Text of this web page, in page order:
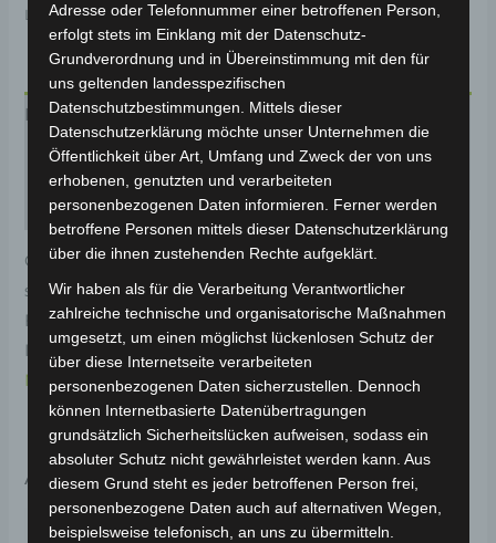
Lieferzeit:Versandfertig innerhalb 24 Stunden*
Beschreibung
Produktsicherheit
Rezensionen (0)
Original-Ersatzteil für den Elektro-Scooter VS1. Rechte
sitzunterdekoration kunststoff für optimale
Funktionalität und Haltbarkeit. Weitere
Informationen zum Fahrzeug findest du hier:
Motor Elektro-Scooter VS1.
Ähnliche Produkte
Adresse oder Telefonnummer einer betroffenen Person,
erfolgt stets im Einklang mit der Datenschutz-
Grundverordnung und in Übereinstimmung mit den für
uns geltenden landesspezifischen
Datenschutzbestimmungen. Mittels dieser
Datenschutzerklärung möchte unser Unternehmen die
Öffentlichkeit über Art, Umfang und Zweck der von uns
erhobenen, genutzten und verarbeiteten
personenbezogenen Daten informieren. Ferner werden
betroffene Personen mittels dieser Datenschutzerklärung
über die ihnen zustehenden Rechte aufgeklärt.
Wir haben als für die Verarbeitung Verantwortlicher
zahlreiche technische und organisatorische Maßnahmen
umgesetzt, um einen möglichst lückenlosen Schutz der
über diese Internetseite verarbeiteten
personenbezogenen Daten sicherzustellen. Dennoch
können Internetbasierte Datenübertragungen
grundsätzlich Sicherheitslücken aufweisen, sodass ein
absoluter Schutz nicht gewährleistet werden kann. Aus
diesem Grund steht es jeder betroffenen Person frei,
personenbezogene Daten auch auf alternativen Wegen,
beispielsweise telefonisch, an uns zu übermitteln.